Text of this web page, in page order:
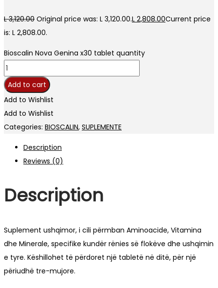
L3,120.00 Original price was: L 3,120.00.L 2,808.00Current price
is: L 2,808.00.
Bioscalin Nova Genina x30 tablet quantity
Add to cart
Add to Wishlist
Add to Wishlist
Categories: BIOSCALIN, SUPLEMENTE
Description
Reviews (0)
Description
Suplement ushqimor, i cili përmban Aminoacide, Vitamina
dhe Minerale, specifike kundër rënies së flokëve dhe ushqimin
e tyre. Këshillohet të përdoret një tabletë në ditë, për një
përiudhë tre-mujore.